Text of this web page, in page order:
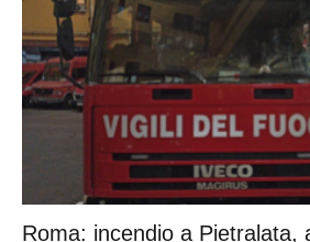
Roma: incendio a Pietralata,